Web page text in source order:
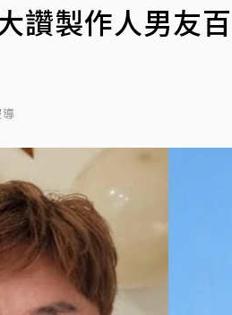
讚製作人男友